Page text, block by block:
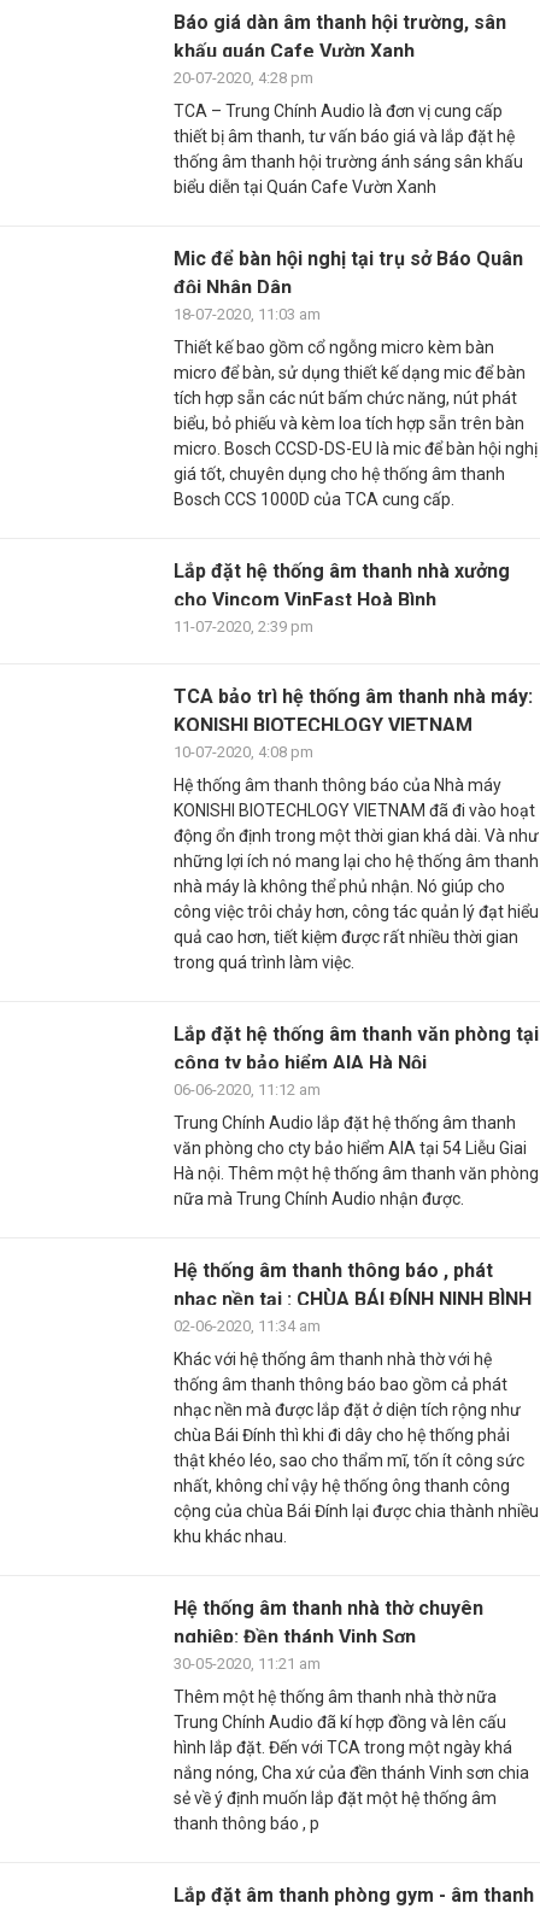
Báo giá dàn âm thanh hội trường, sân
khấu quán Cafe Vườn Xanh
20-07-2020, 4:28 pm
TCA – Trung Chính Audio là đơn vị cung cấp
thiết bị âm thanh, tư vấn báo giá và lắp đặt hệ
thống âm thanh hội trường ánh sáng sân khấu
biểu diễn tại Quán Cafe Vườn Xanh
Mic để bàn hội nghị tại trụ sở Báo Quân
đội Nhân Dân
18-07-2020, 11:03 am
Thiết kế bao gồm cổ ngỗng micro kèm bàn
micro để bàn, sử dụng thiết kế dạng mic để bàn
tích hợp sẵn các nút bấm chức năng, nút phát
biểu, bỏ phiếu và kèm loa tích hợp sẵn trên bàn
micro. Bosch CCSD-DS-EU là mic để bàn hội nghị
giá tốt, chuyên dụng cho hệ thống âm thanh
Bosch CCS 1000D của TCA cung cấp.
Lắp đặt hệ thống âm thanh nhà xưởng
cho Vincom VinFast Hoà Bình
11-07-2020, 2:39 pm
TCA bảo trì hệ thống âm thanh nhà máy:
KONISHI BIOTECHLOGY VIETNAM
10-07-2020, 4:08 pm
Hệ thống âm thanh thông báo của Nhà máy
KONISHI BIOTECHLOGY VIETNAM đã đi vào hoạt
động ổn định trong một thời gian khá dài. Và như
những lợi ích nó mang lại cho hệ thống âm thanh
nhà máy là không thể phủ nhận. Nó giúp cho
công việc trôi chảy hơn, công tác quản lý đạt hiểu
quả cao hơn, tiết kiệm được rất nhiều thời gian
trong quá trình làm việc.
Lắp đặt hệ thống âm thanh văn phòng tại
công ty bảo hiểm AIA Hà Nội
06-06-2020, 11:12 am
Trung Chính Audio lắp đặt hệ thống âm thanh
văn phòng cho cty bảo hiểm AIA tại 54 Liễu Giai
Hà nội. Thêm một hệ thống âm thanh văn phòng
nữa mà Trung Chính Audio nhận được.
Hệ thống âm thanh thông báo , phát
nhạc nền tại : CHÙA BÁI ĐÍNH NINH BÌNH
02-06-2020, 11:34 am
Khác với hệ thống âm thanh nhà thờ với hệ
thống âm thanh thông báo bao gồm cả phát
nhạc nền mà được lắp đặt ở diện tích rộng như
chùa Bái Đính thì khi đi dây cho hệ thống phải
thật khéo léo, sao cho thẩm mĩ, tốn ít công sức
nhất, không chỉ vậy hệ thống ông thanh công
cộng của chùa Bái Đính lại được chia thành nhiều
khu khác nhau.
Hệ thống âm thanh nhà thờ chuyên
nghiệp: Đền thánh Vinh Sơn
30-05-2020, 11:21 am
Thêm một hệ thống âm thanh nhà thờ nữa
Trung Chính Audio đã kí hợp đồng và lên cấu
hình lắp đặt. Đến với TCA trong một ngày khá
nắng nóng, Cha xứ của đền thánh Vinh sơn chia
sẻ về ý định muốn lắp đặt một hệ thống âm
thanh thông báo , p
Lắp đặt âm thanh phòng gym - âm thanh